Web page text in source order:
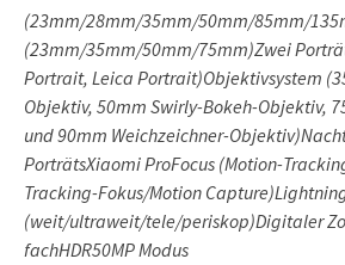
(23mm/28mm/35mm/50mm/85mm/
(23mm/35mm/50mm/75mm)Zwei
Portrait, Leica Portrait)Objektivsystem
Objektiv, 50mm Swirly-Bokeh-Objektiv,
und 90mm Weichzeichner-
PorträtsXiaomi ProFocus (Motion-
Tracking-Fokus/Motion
(weit/ultraweit/tele/periskop)Digitaler
fachHDR50MP Modus